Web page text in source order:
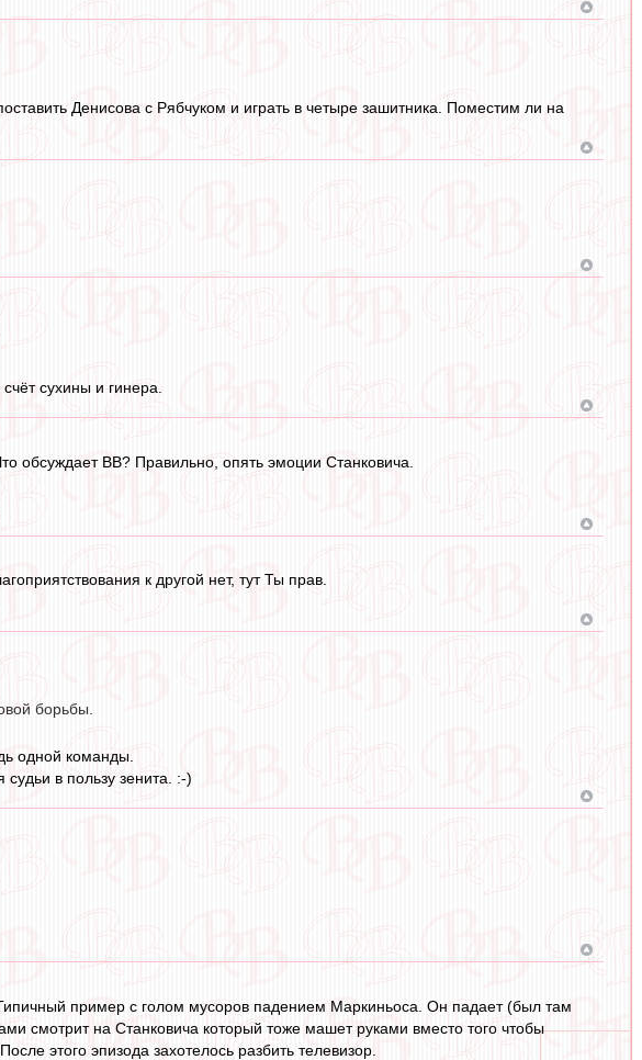
Денисова с Рябчуком и играть в четыре зашитника. Поместим ли на
сухины и гинера.
обсуждает ВВ? Правильно, опять эмоции Станковича.
к другой нет, тут Ты прав.
борьбы.
одной команды.
в пользу зенита. :-)
пример с голом мусоров падением Маркиньоса. Он падает (был там
смотрит на Станковича который тоже машет руками вместо того чтобы
этого эпизода захотелось разбить телевизор.